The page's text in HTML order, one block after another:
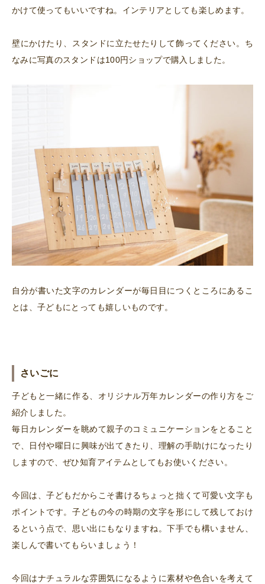
かけて使ってもいいですね。インテリアとしても楽しめます。
壁にかけたり、スタンドに立たせたりして飾ってください。ち
なみに写真のスタンドは100円ショップで購入しました。
自分が書いた文字のカレンダーが毎日目につくところにあるこ
とは、子どもにとっても嬉しいものです。
さいごに
子どもと一緒に作る、オリジナル万年カレンダーの作り方をご
紹介しました。
毎日カレンダーを眺めて親子のコミュニケーションをとること
で、日付や曜日に興味が出てきたり、理解の手助けになったり
しますので、ぜひ知育アイテムとしてもお使いください。
今回は、子どもだからこそ書けるちょっと拙くて可愛い文字も
ポイントです。子どもの今の時期の文字を形にして残しておけ
るという点で、思い出にもなりますね。下手でも構いません、
楽しんで書いてもらいましょう！
今回はナチュラルな雰囲気になるように素材や色合いを考えて